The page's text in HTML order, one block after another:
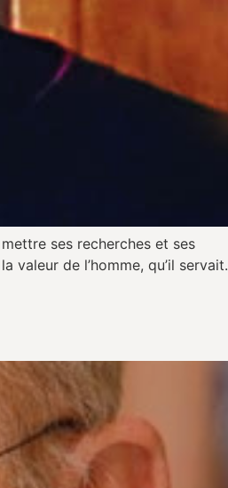
ses recherches et ses
de l’homme, qu’il servait.